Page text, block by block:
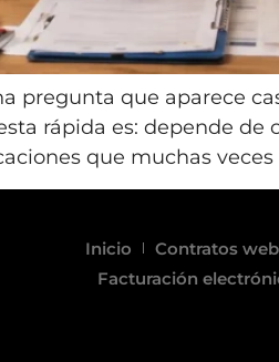
pregunta que aparece
rápida es: depende
que muchas
Inicio Contratos web
Facturación